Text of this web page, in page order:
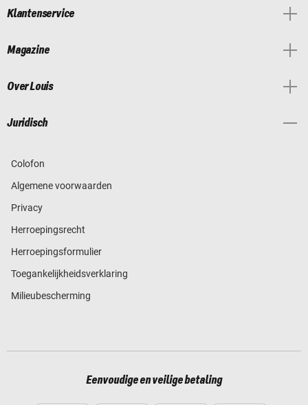
Klantenservice
Magazine
Over Louis
Juridisch
Colofon
Algemene voorwaarden
Privacy
Herroepingsrecht
Herroepingsformulier
Toegankelijkheidsverklaring
Milieubescherming
Eenvoudige en veilige betaling